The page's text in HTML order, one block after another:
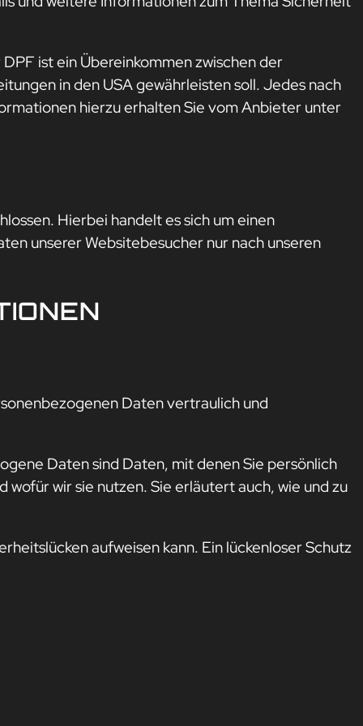
ist ein Übereinkommen zwischen der
in den USA gewährleisten soll. Jedes nach
hierzu erhalten Sie vom Anbieter unter
Hierbei handelt es sich um einen
unserer Websitebesucher nur nach unseren
Daten vertraulich und
Daten sind Daten, mit denen Sie persönlich
wir sie nutzen. Sie erläutert auch, wie und zu
aufweisen kann. Ein lückenloser Schutz